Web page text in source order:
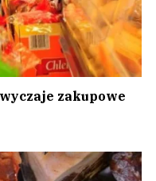
zakupowe